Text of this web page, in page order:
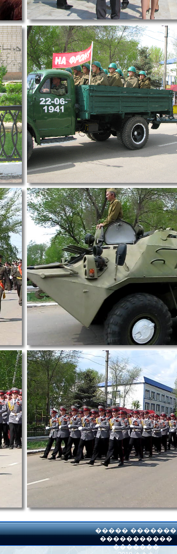
����� �������
�����������
�������